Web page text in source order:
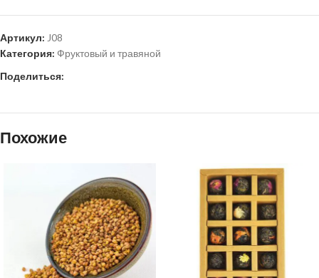
Артикул: J08
Категория: Фруктовый и травяной
Поделиться:
Похожие